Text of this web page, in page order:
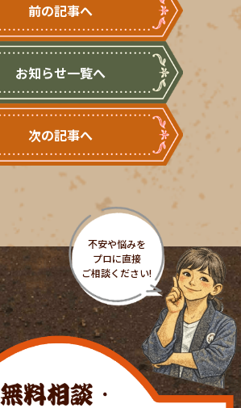
前の記事へ
お知らせ一覧へ
次の記事へ
無料相談・